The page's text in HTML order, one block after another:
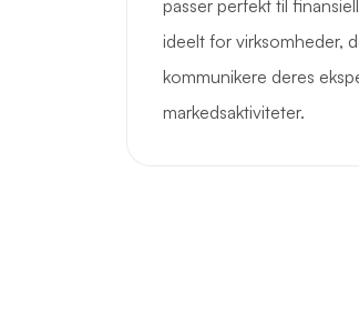
passer perfekt til
ideelt for virksomheder,
kommunikere deres
markedsaktiviteter.